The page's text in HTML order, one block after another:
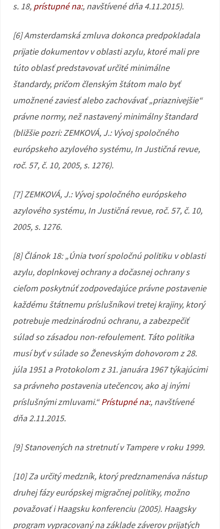
s. 18, prístupné na:, navštívené dňa 4.11.2015).
[6] Amsterdamská zmluva dokonca predpokladala
prijatie dokumentov v oblasti azylu, ktoré mali pre
túto oblasť predstavovať určité minimálne
štandardy, pričom členským štátom malo byť
umožnené zaviesť alebo zachovávať „priaznivejšie“
právne normy, než nastavený minimálny štandard
(bližšie pozri: ZEMKOVÁ, J.: Vývoj spoločného
európskeho azylového systému, In Justičná revue,
roč. 57, č. 10, 2005, s. 1276).
[7] ZEMKOVÁ, J.: Vývoj spoločného európskeho
azylového systému, In Justičná revue, roč. 57, č. 10,
2005, s. 1276.
[8] Článok 18: „Únia tvorí spoločnú politiku v oblasti
azylu, doplnkovej ochrany a dočasnej ochrany s
cieľom poskytnúť zodpovedajúce právne postavenie
každému štátnemu príslušníkovi tretej krajiny, ktorý
potrebuje medzinárodnú ochranu, a zabezpečiť
súlad so zásadou non-refoulement. Táto politika
musí byť v súlade so Ženevským dohovorom z 28.
júla 1951 a Protokolom z 31. januára 1967 týkajúcimi
sa právneho postavenia utečencov, ako aj inými
príslušnými zmluvami.“Prístupné na:, navštívené
dňa 2.11.2015.
[9] Stanovených na stretnutí v Tampere v roku 1999.
[10] Za určitý medzník, ktorý predznamenáva nástup
druhej fázy európskej migračnej politiky, možno
považovať i Haagsku konferenciu (2005). Haagsky
program vypracovaný na základe záverov prijatých